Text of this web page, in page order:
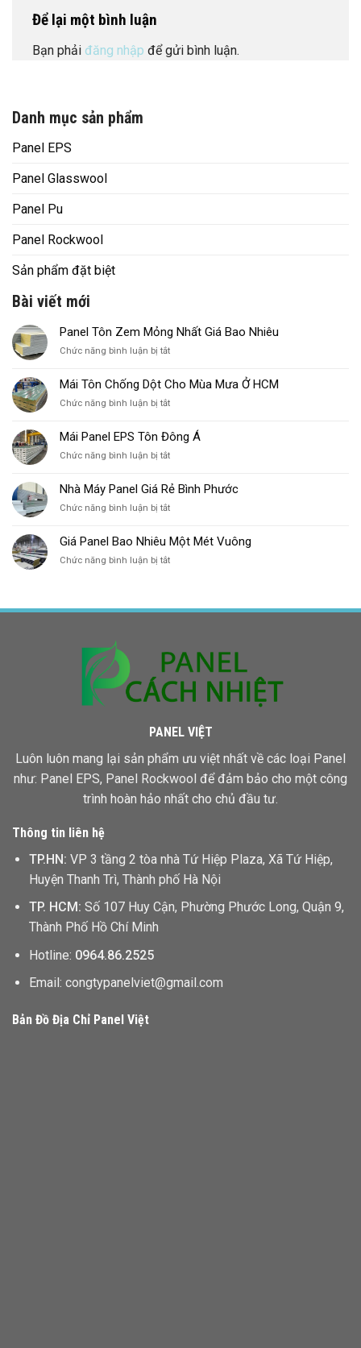
Để lại một bình luận
Bạn phải đăng nhập để gửi bình luận.
Danh mục sản phẩm
Panel EPS
Panel Glasswool
Panel Pu
Panel Rockwool
Sản phẩm đặt biệt
Bài viết mới
Panel Tôn Zem Mỏng Nhất Giá Bao Nhiêu
Chức năng bình luận bị tắtở
Tôn
Zem
Mỏng
Giá
Bao
Nhiêu
Mái Tôn Chống Dột Cho Mùa Mưa Ở HCM
Chức năng bình luận bị tắtở
Tôn
Chống
Dột
Mùa
Ở
Mái Panel EPS Tôn Đông Á
Chức năng bình luận bị tắtở
Panel
EPS
Tôn
Á
Nhà Máy Panel Giá Rẻ Bình Phước
Chức năng bình luận bị tắtở
Máy
Panel
Giá
Giá Panel Bao Nhiêu Một Mét Vuông
Chức năng bình luận bị tắtở
Nhiêu
Vuông
PANEL VIỆT
Luôn luôn mang lại sản phẩm ưu việt nhất về các loại Panel
như: Panel EPS, Panel Rockwool để đảm bảo cho một công
trình hoàn hảo nhất cho chủ đầu tư.
Thông tin liên hệ
TP.HN: VP 3 tầng 2 tòa nhà Tứ Hiệp Plaza, Xã Tứ Hiệp,
Huyện Thanh Trì, Thành phố Hà Nội
TP. HCM: Số 107 Huy Cận, Phường Phước Long, Quận 9,
Thành Phố Hồ Chí Minh
Hotline: 0964.86.2525
Email: congtypanelviet@gmail.com
Bản Đồ Địa Chỉ Panel Việt